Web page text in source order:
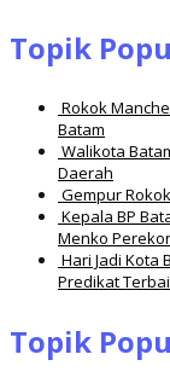
Topik
Rokok
Batam
Walikota
Daerah
Gempur
Kepala BP
Menko
Hari Jadi Kota
Predikat
Topik